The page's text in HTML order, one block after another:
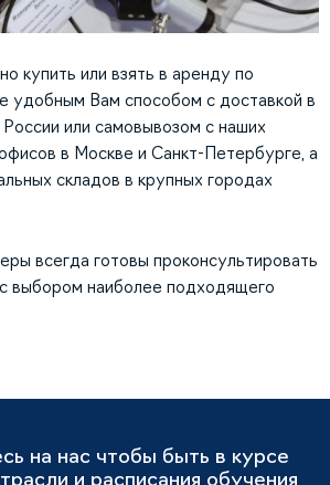
купить или взять в аренду по
удобным Вам способом с доставкой в
или самовывозом с наших
в Москве и Санкт-Петербурге, а
складов в крупных городах
всегда готовы проконсультировать
выбором наиболее подходящего
на нас чтобы быть в курсе
и расписания обучения